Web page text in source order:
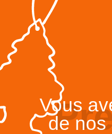
Vous
de nos